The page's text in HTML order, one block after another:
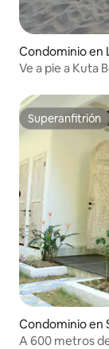
Condominio en
Ve a pie a Kuta
Superanfitrión
Superanfitrión
Condominio en
A 600 metros